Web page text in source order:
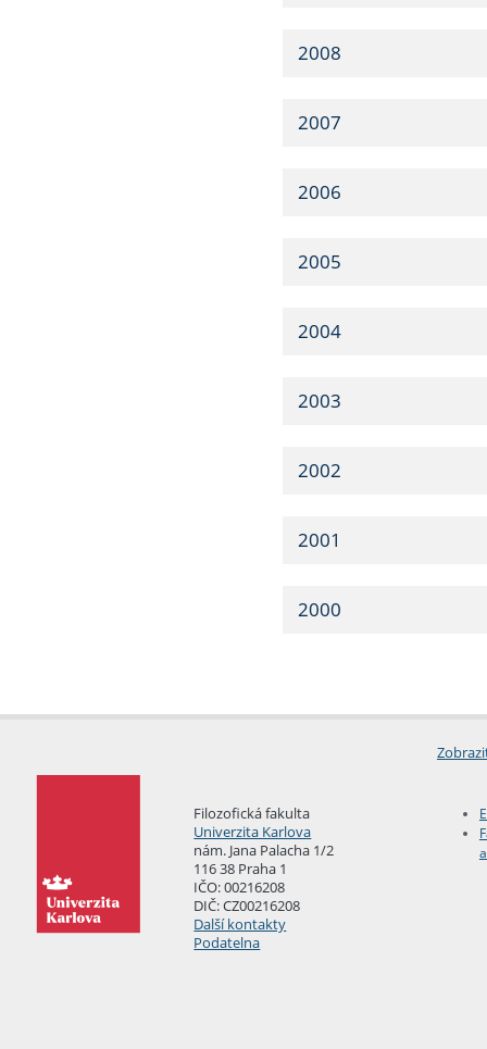
2008
2007
2006
2005
2004
2003
2002
2001
2000
Filozofická fakulta
Univerzita Karlova
nám. Jana Palacha 1/2
116 38 Praha 1
IČO: 00216208
DIČ: CZ00216208
Další kontakty
Podatelna